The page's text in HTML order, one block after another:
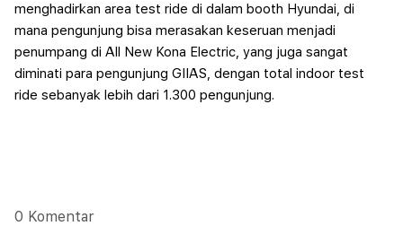
menghadirkan area test ride di dalam booth Hyundai, di
mana pengunjung bisa merasakan keseruan menjadi
penumpang di All New Kona Electric, yang juga sangat
diminati para pengunjung GIIAS, dengan total indoor test
ride sebanyak lebih dari 1.300 pengunjung.
0 Komentar